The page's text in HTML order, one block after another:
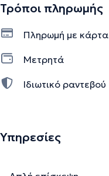
Τρόποι πληρωμής
Πληρωμή με κάρτα
Μετρητά
Ιδιωτικό ραντεβού
Υπηρεσίες